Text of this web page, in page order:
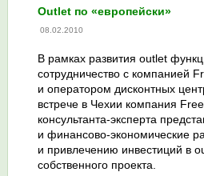
Outlet по «европейски»
08.02.2010
В рамках развития outlet
сотрудничество с компанией
и оператором дисконтных
встрече в Чехии компания
консультанта-эксперта
и финансово-экономические
и привлечению инвестиций в
собственного проекта.